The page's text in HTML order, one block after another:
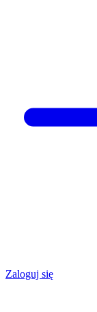
Zaloguj się